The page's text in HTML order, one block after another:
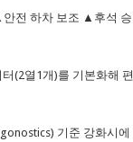
전 하차 보조 ▲후석 승
(2열1개)를 기본화해 편
기준 강화시에